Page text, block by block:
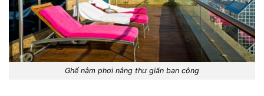
Ghế nằm phơi nắng thư giãn ban công